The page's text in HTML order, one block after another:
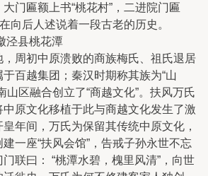
门匾额上书“桃花村”，二进院门匾
向后人述说着一段古老的历史。
泾县桃花潭
周初中原溃败的商族梅氏、祖氏退居
百越集团；秦汉时期称其族为“山
山区融合创立了“商越文化”。扶风万氏
原文化移植于此与商越文化发生了激
年间，万氏为保留其传统中原文化，
一座“扶风会馆”，告戒子孙永世不忘
联曰： “桃潭水碧，槐里风清”，向世